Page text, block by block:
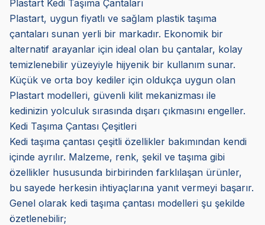
Plastart Kedi Taşıma Çantaları
Plastart, uygun fiyatlı ve sağlam plastik taşıma
çantaları sunan yerli bir markadır. Ekonomik bir
alternatif arayanlar için ideal olan bu çantalar, kolay
temizlenebilir yüzeyiyle hijyenik bir kullanım sunar.
Küçük ve orta boy kediler için oldukça uygun olan
Plastart modelleri, güvenli kilit mekanizması ile
kedinizin yolculuk sırasında dışarı çıkmasını engeller.
Kedi Taşıma Çantası Çeşitleri
Kedi taşıma çantası çeşitli özellikler bakımından kendi
içinde ayrılır. Malzeme, renk, şekil ve taşıma gibi
özellikler hususunda birbirinden farklılaşan ürünler,
bu sayede herkesin ihtiyaçlarına yanıt vermeyi başarır.
Genel olarak kedi taşıma çantası modelleri şu şekilde
özetlenebilir;